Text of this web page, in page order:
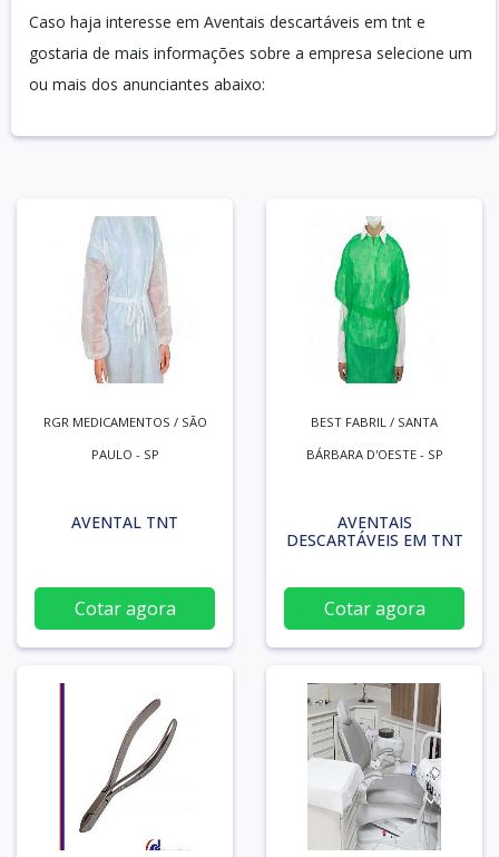
Caso haja interesse em Aventais descartáveis em tnt e
gostaria de mais informações sobre a empresa selecione um
ou mais dos anunciantes abaixo:
RGR MEDICAMENTOS / SÃO
PAULO - SP
AVENTAL TNT
Cotar agora
BEST FABRIL / SANTA
BÁRBARA D'OESTE - SP
AVENTAIS
DESCARTÁVEIS EM TNT
Cotar agora